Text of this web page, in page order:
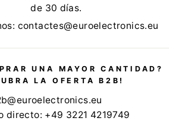
de 30 días.
contactes@euroelectronics.eu
UNA MAYOR CANTIDAD?
LA OFERTA B2B!
directo: +49 3221 4219749